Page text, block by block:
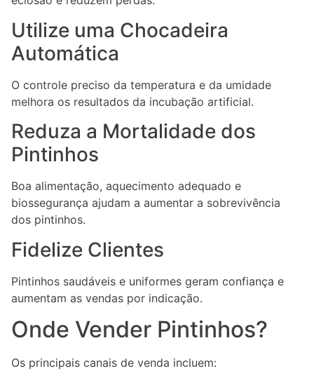
Utilize uma Chocadeira
Automática
O controle preciso da temperatura e da umidade
melhora os resultados da incubação artificial.
Reduza a Mortalidade dos
Pintinhos
Boa alimentação, aquecimento adequado e
biossegurança ajudam a aumentar a sobrevivência
dos pintinhos.
Fidelize Clientes
Pintinhos saudáveis e uniformes geram confiança e
aumentam as vendas por indicação.
Onde Vender Pintinhos?
Os principais canais de venda incluem: